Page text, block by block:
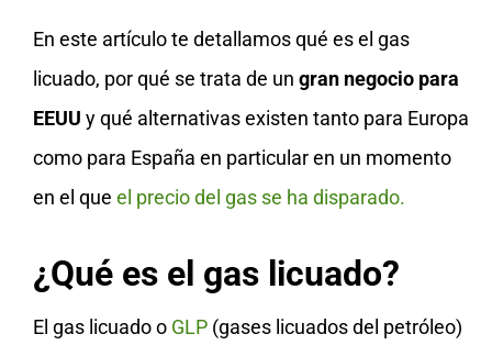
En este artículo te detallamos qué es el gas
licuado, por qué se trata de un gran negocio para
EEUU y qué alternativas existen tanto para Europa
como para España en particular en un momento
en el que el precio del gas se ha disparado.
¿Qué es el gas licuado?
El gas licuado o GLP (gases licuados del petróleo)